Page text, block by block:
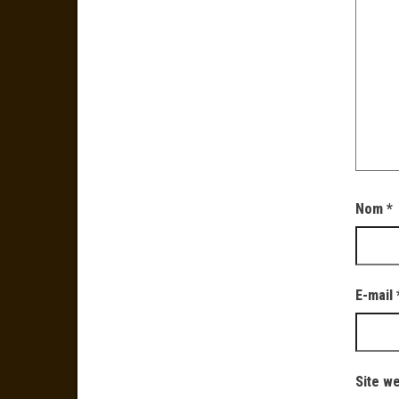
Nom*
E-mail
Site